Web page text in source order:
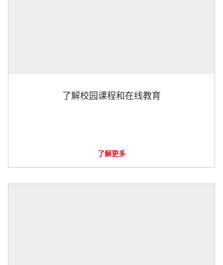
了解校园课程和在线教育
了解更多